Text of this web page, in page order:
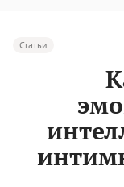
Статьи